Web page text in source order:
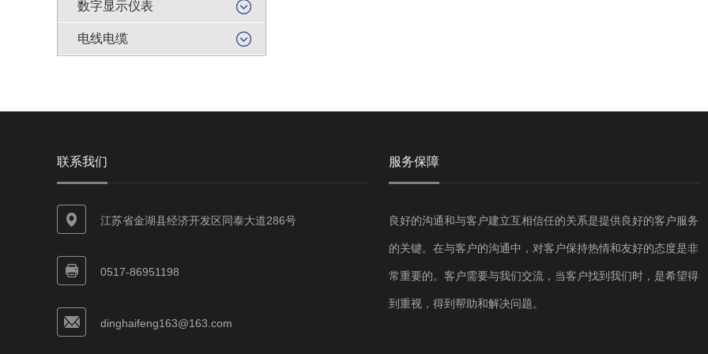
数字显示仪表
电线电缆
联系我们
江苏省金湖县经济开发区同泰大道286号
0517-86951198
dinghaifeng163@163.com
服务保障
良好的沟通和与客户建立互相信任的关系是提供良好的客户服务
的关键。在与客户的沟通中，对客户保持热情和友好的态度是非
常重要的。客户需要与我们交流，当客户找到我们时，是希望得
到重视，得到帮助和解决问题。